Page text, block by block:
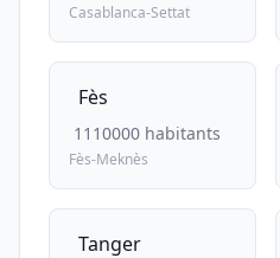
Casablanca-Settat
Fès
1110000 habitants
Fès-Meknès
Tanger